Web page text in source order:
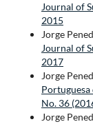
Journal of
2015
Jorge
Journal of
2017
Jorge
No. 36
Jorge